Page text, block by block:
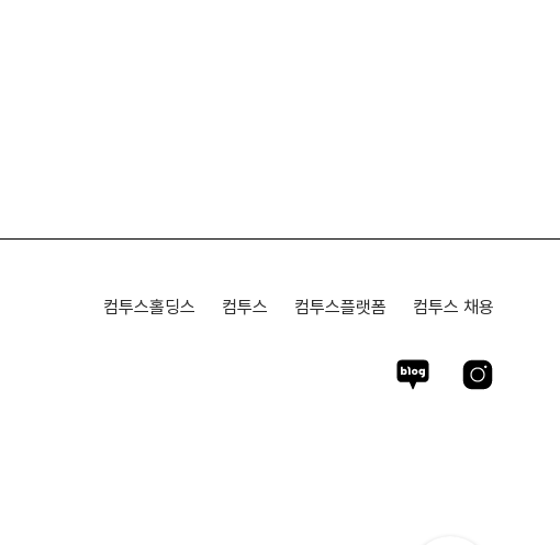
컴투스홀딩스 컴투스 컴투스플랫폼 컴투스 채용